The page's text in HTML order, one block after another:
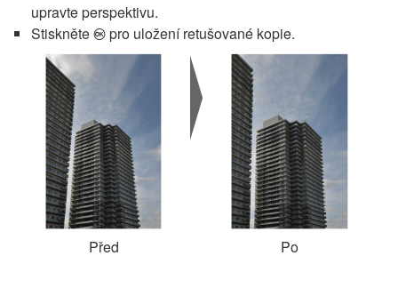
upravte perspektivu.
Stiskněte J pro uložení retušované kopie.
Před Po